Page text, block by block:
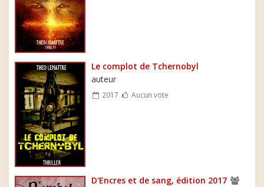
Le complot de Tchernobyl
auteur
2017 Aucun vote
D'Encres et de sang, édition 2017